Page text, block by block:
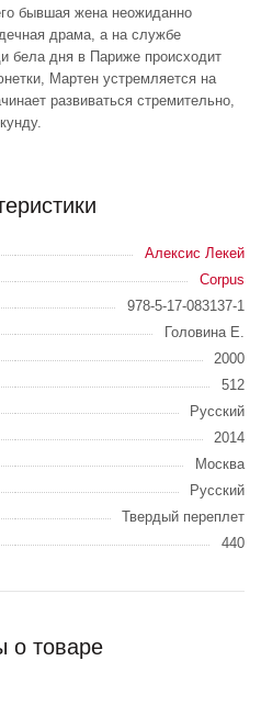
бывшая жена неожиданно
драма, а на службе
бела дня в Париже происходит
Мартен устремляется на
развиваться стремительно,
Алексис Лекей
Corpus
978-5-17-083137-1
Головина Е.
2000
512
Русский
2014
Москва
Русский
Твердый переплет
440
о товаре